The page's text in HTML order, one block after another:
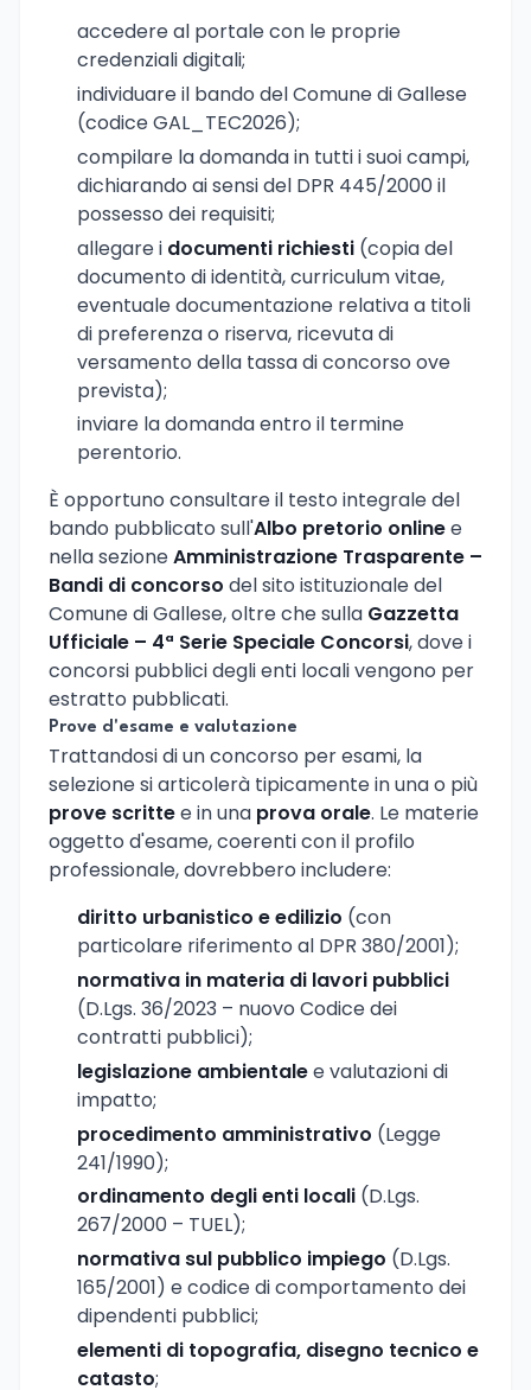
accedere al portale con le proprie
credenziali digitali;
individuare il bando del Comune di Gallese
(codice GAL_TEC2026);
compilare la domanda in tutti i suoi campi,
dichiarando ai sensi del DPR 445/2000 il
possesso dei requisiti;
allegare i documenti richiesti (copia del
documento di identità, curriculum vitae,
eventuale documentazione relativa a titoli
di preferenza o riserva, ricevuta di
versamento della tassa di concorso ove
prevista);
inviare la domanda entro il termine
perentorio.
È opportuno consultare il testo integrale del
bando pubblicato sull'Albo pretorio onlinee
nella sezioneAmministrazione Trasparente –
Bandi di concorso del sito istituzionale del
Comune di Gallese, oltre che sulla Gazzetta
Ufficiale – 4ª Serie Speciale Concorsi, dove i
concorsi pubblici degli enti locali vengono per
estratto pubblicati.
Prove d'esame e valutazione
Trattandosi di un concorso per esami, la
selezione si articolerà tipicamente in una o più
prove scrittee in una prova orale. Le materie
oggetto d'esame, coerenti con il profilo
professionale, dovrebbero includere:
diritto urbanistico e edilizio (con
particolare riferimento al DPR 380/2001);
normativa in materia di lavori pubblici
(D.Lgs. 36/2023 – nuovo Codice dei
contratti pubblici);
legislazione ambientalee valutazioni di
impatto;
procedimento amministrativo (Legge
241/1990);
ordinamento degli enti locali (D.Lgs.
267/2000 – TUEL);
normativa sul pubblico impiego (D.Lgs.
165/2001) e codice di comportamento dei
dipendenti pubblici;
elementi di topografia, disegno tecnico e
catasto;